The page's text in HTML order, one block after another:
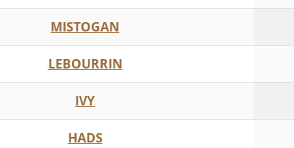
MISTOGAN
LEBOURRIN
IVY
HADS